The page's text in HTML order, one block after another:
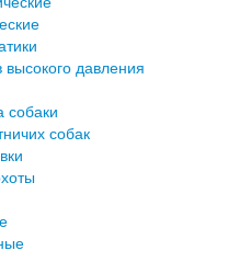
давления
собаки
собак